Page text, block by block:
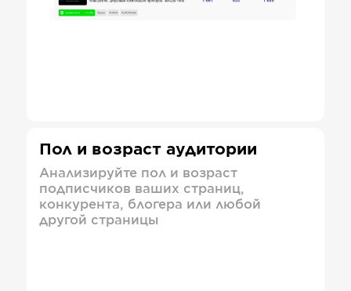
Пол и возраст аудитории
Анализируйте пол и возраст
подписчиков ваших страниц,
конкурента, блогера или любой
другой страницы